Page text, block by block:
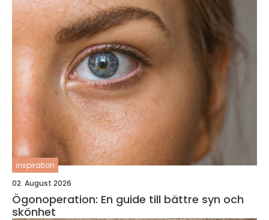
inspiration
02. August 2026
Ögonoperation: En guide till bättre syn och
skönhet